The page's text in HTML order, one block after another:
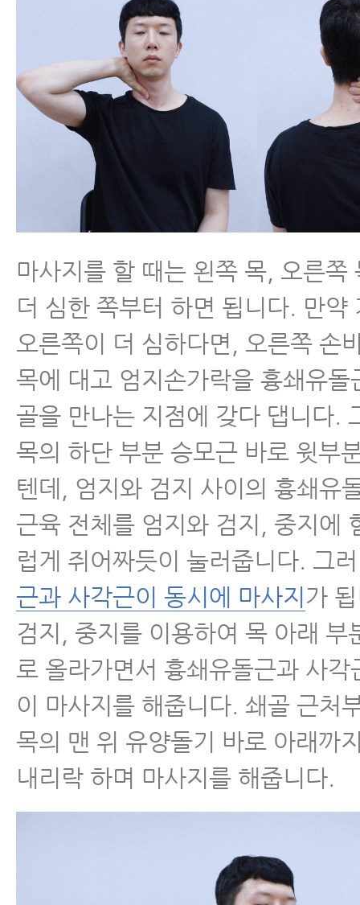
마사지를 할 때는 왼쪽 목, 오른쪽
더 심한 쪽부터 하면 됩니다. 만약
오른쪽이 더 심하다면, 오른쪽 손
목에 대고 엄지손가락을 흉쇄유돌
골을 만나는 지점에 갖다 댑니다.
목의 하단 부분 승모근 바로 윗부
텐데, 엄지와 검지 사이의 흉쇄유
근육 전체를 엄지와 검지, 중지에
럽게 쥐어짜듯이 눌러줍니다. 그
근과 사각근이 동시에 마사지 가
검지, 중지를 이용하여 목 아래 부
로 올라가면서 흉쇄유돌근과 사각
이 마사지를 해줍니다. 쇄골 근처
목의 맨 위 유양돌기 바로 아래까
내리락 하며 마사지를 해줍니다.